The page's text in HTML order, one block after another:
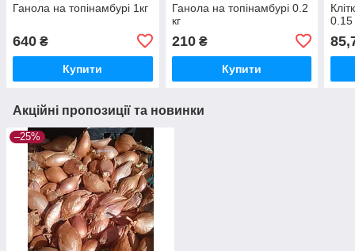
Ганола на топінамбурі 1кг
640 ₴
Купити
Ганола на топінамбурі 0.2
кг
210₴
Купити
0.15
Акційні пропозиції та новинки
–25%